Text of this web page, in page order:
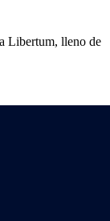
Libertum, lleno de